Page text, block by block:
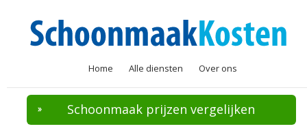
Home Alle diensten Over ons
Schoonmaak prijzen vergelijken